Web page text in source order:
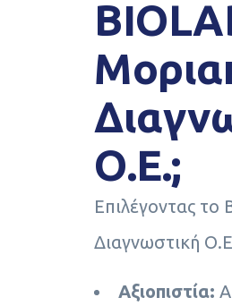
Ο.Ε.;
Επιλέγοντας το
Διαγνωστική
Αξιοπιστία: